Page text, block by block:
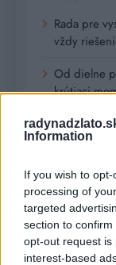
Information
If you wish to
processing of
targeted
section to
opt-out request is
interest-based
Rada pre
vždy
Od dielne
krútiaci
Digitálne
Kúzlo
vyčarovať
Ktoré
draho?